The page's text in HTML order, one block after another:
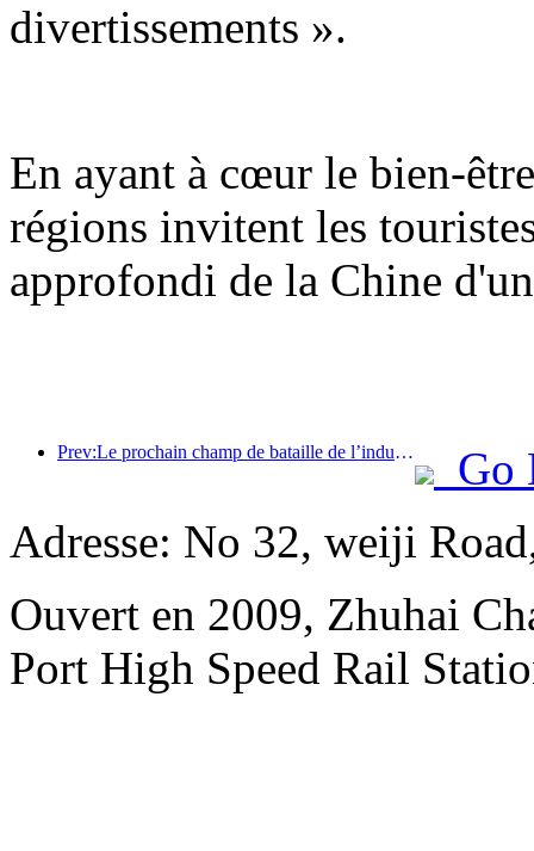
divertissements ».
En ayant à cœur le bien-
régions invitent les
approfondi de la Chine
Prev:Le prochain champ de bataille de l’industrie hôtelière réside dans les gènes durables du mobilier
Go
Adresse: No 32, weiji
Ouvert en 2009, Zhuhai
Port High Speed Rail